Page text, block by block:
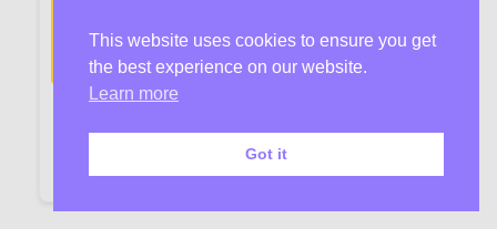
Florinella Fliederbaum
This website uses cookies to ensure you get
the best experience on our website.
Learn more
Got it